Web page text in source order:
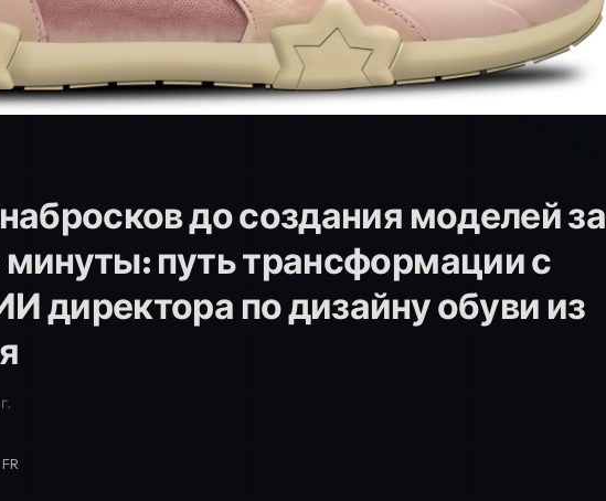
до создания моделей за
путь трансформации с
директора по дизайну обуви из
FR